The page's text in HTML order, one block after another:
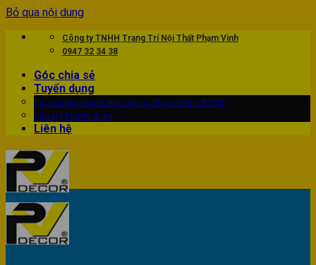
Bỏ qua nội dung
Công ty TNHH Trang Trí Nội Thất Phạm Vinh
0947 32 34 38
Góc chia sẻ
Tuyển dụng
Tại sao bạn muốn làm việc tại Phạm Vinh DECOR
Các vị trí tuyển dụng
Liên hệ